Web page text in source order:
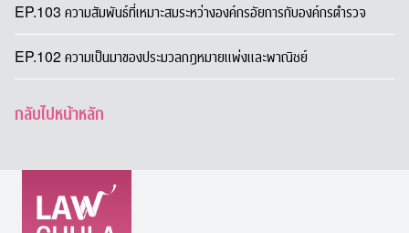
EP.103 ความสัมพันธ์ที่เหมาะสมระหว่างองค์กรอัยการกับองค์กรตำรวจ
EP.102 ความเป็นมาของประมวลกฎหมายแพ่งและพาณิชย์
กลับไปหน้าหลัก